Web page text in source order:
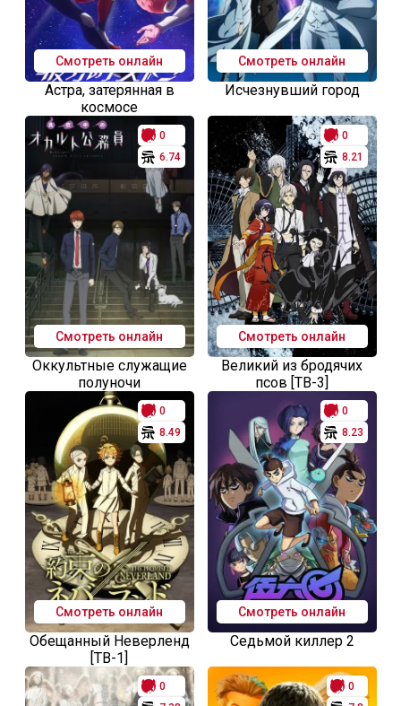
Смотреть онлайн
Астра, затерянная в
космосе
Смотреть онлайн
Исчезнувший город
0
6.74
Смотреть онлайн
Оккультные служащие
полуночи
0
8.21
Смотреть онлайн
Великий из бродячих
псов [ТВ-3]
0
8.49
Смотреть онлайн
Обещанный Неверленд
[ТВ-1]
0
8.23
Смотреть онлайн
Седьмой киллер 2
0
0